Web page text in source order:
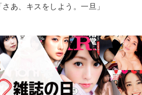
あ、キスをしよう。一旦」